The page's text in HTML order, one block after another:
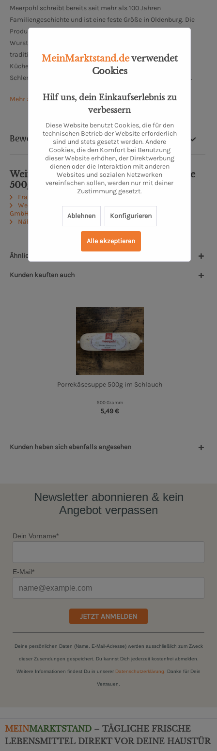
Meerpohl schreibt bereits seit mehr als 100 Jahren
Familiengeschichte und ist eine feste Größe in Oldenburg. Die
Produktpalette bei Meerpohl reicht von Fleisch- und
Wurstspezialitäten über hausgemachte Convienence bis zu
traditionell nach altem Rezept hergestellten
Küchenerzeugnissen. Traditionelle und moderne
Schlemmerküchenqualität findet man hier zu fairen Preisen.
Mehr zu Meerpohl Spezialitäten-Fleischerei
Bewertung
Weiterführende Links zu "Chili con Carne
500g im Schlauch"
Fragen zum Artikel?
Weitere Artikel von MEERPOHL Spezialitäten-Fleischerei
GmbH
Näheres zum Produzenten
Ähnliche Artikel
Kunden kauften auch
Porrekäsesuppe 500g im Schlauch
500 Gramm
5,49 €
Kunden haben sich ebenfalls angesehen
Newsletter abonnieren & kein
Angebot verpassen
Dein Vorname*
E-Mail*
JETZT ANMELDEN
Deine persönlichen Daten (Name, E-Mail-Adresse) werden ausschließlich zum Zweck
dieser Zusendungen gespeichert. Du kannst Dich jederzeit kostenfrei abmelden.
Weitere Informationen findest Du in unserer Datenschutzerklärung . Danke für Dein
Vertrauen.
MEINMARKTSTAND – TÄGLICHE FRISCHE
LEBENSMITTEL DIREKT VOR DEINE HAUSTÜR
MeinMarktstand.deverwendet
Cookies
Hilf uns, dein Einkaufserlebnis zu
verbessern
Diese Website benutzt Cookies, die für den
technischen Betrieb der Website erforderlich
sind und stets gesetzt werden. Andere
Cookies, die den Komfort bei Benutzung
dieser Website erhöhen, der Direktwerbung
dienen oder die Interaktion mit anderen
Websites und sozialen Netzwerken
vereinfachen sollen, werden nur mit deiner
Zustimmung gesetzt.
Ablehnen Konfigurieren
Alle akzeptieren